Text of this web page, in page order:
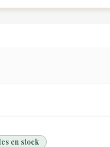
en stock